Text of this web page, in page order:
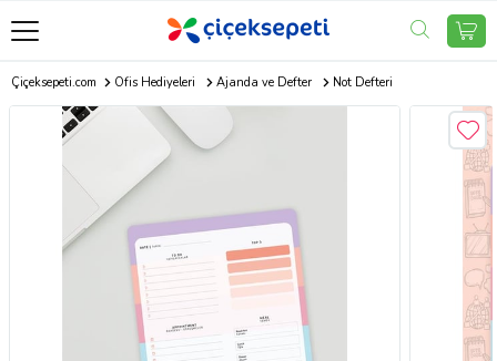
Çiçeksepeti.com Ofis Hediyeleri Ajanda ve Defter Not Defteri